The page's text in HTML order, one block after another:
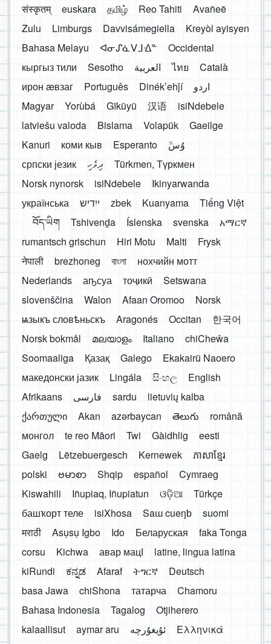
संस्कृतम् euskara தமிழ் Reo Tahiti
Avañeẽ
Zulu
Limburgs Davvisámegiella
Kreyòl ayisyen
Bahasa Melayu
ᐊᓂᔑᓈᐯᒧᐎᓐ
Occidental
кыргыз тили
Sesotho العربية ไทย
Català
ирон æвзаг
Português Dinékʼehǰí
اردو
Magyar
Yorùbá Gĩkũyũ 汉语
isiNdebele
latviešu valoda
Bislama Volapük
Gaeilge
Kanuri
коми кыв Esperanto
َوُسَ
српски језик
ދިވެހި
Türkmen, Түркмен
Norsk nynorsk
isiNdebele
Ikinyarwanda
українська
ייִדיש zbek Kuanyama
Tiếng Việt
བོད་ཡིག
Tshivenḓa Íslenska svenska
አማርኛ
rumantsch grischun
Hiri Motu Malti
Frysk
नेपाली
brezhoneg বাংলা
нохчийн мотт
Nederlands
аҧсуа тоҷикӣ
Setswana
slovenščina
Walon Afaan Oromoo
Norsk
ѩзыкъ словѣньскъ
Aragonés Occitan
한국어
Norsk bokmål
മലയാളം Italiano
chiCheŵa
Soomaaliga
Қазақ Galego
Ekakairũ Naoero
македонски јазик
Lingála සිංහල
English
Afrikaans
فارسی sardu
lietuvių kalba
ქართული
Akan azərbaycan తెలుగు
română
монгол
te reo Māori Twi Gàidhlig
eesti
Gaelg
Lëtzebuergesch Kernewek
ភាសាខ្មែរ
polski
ဗမာစာ Shqip español
Cymraeg
Kiswahili
Iñupiaq, Iñupiatun ଓଡ଼ିଆ
Türkçe
башҡорт теле
isiXhosa Saɯ cueŋƅ
suomi
मराठी
Asụsụ Igbo Ido Беларуская
faka Tonga
corsu
Kichwa авар мацӀ
latine, lingua latina
kiRundi
ಕನ್ನಡ Afaraf ትግርኛ
Deutsch
basa Jawa
chiShona татарча
Chamoru
Bahasa Indonesia
Tagalog
Otjiherero
kalaallisut
aymar aru Ελληνικά